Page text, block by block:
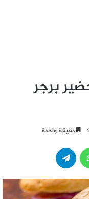
برجر
دقيقة واحدة